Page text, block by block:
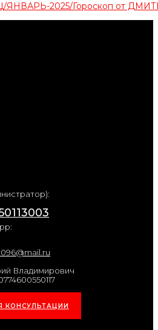
ЯНВАРЬ-2025/Гороскоп от
Владимирович
КОНСУЛЬТАЦИИ